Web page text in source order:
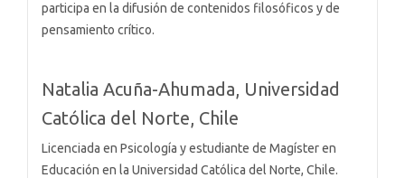
participa en la difusión de contenidos filosóficos y de
pensamiento crítico.
Natalia Acuña-Ahumada, Universidad
Católica del Norte, Chile
Licenciada en Psicología y estudiante de Magíster en
Educación en la Universidad Católica del Norte, Chile.